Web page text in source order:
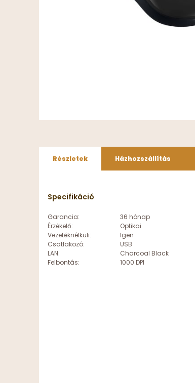
Részletek Házhozszállítás
Specifikáció
Garancia:
36 hónap
Érzékelő:
Optikai
Vezetéknélküli:
Igen
Csatlakozó:
USB
LAN:
Charcoal Black
Felbontás:
1000 DPI